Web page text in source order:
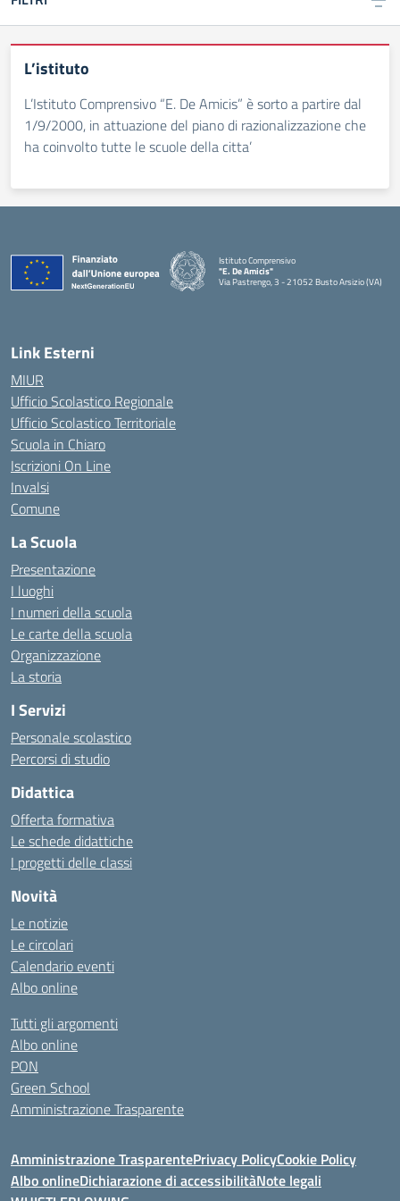
L’istituto
L’Istituto Comprensivo “E. De Amicis” è sorto a partire dal
1/9/2000, in attuazione del piano di razionalizzazione che
ha coinvolto tutte le scuole della citta’
Istituto Comprensivo
"E. De Amicis"
Via Pastrengo, 3 - 21052 Busto Arsizio (VA)
Link Esterni
MIUR
Ufficio Scolastico Regionale
Ufficio Scolastico Territoriale
Scuola in Chiaro
Iscrizioni On Line
Invalsi
Comune
La Scuola
Presentazione
I luoghi
I numeri della scuola
Le carte della scuola
Organizzazione
La storia
I Servizi
Personale scolastico
Percorsi di studio
Didattica
Offerta formativa
Le schede didattiche
I progetti delle classi
Novità
Le notizie
Le circolari
Calendario eventi
Albo online
Tutti gli argomenti
Albo online
PON
Green School
Amministrazione Trasparente
Amministrazione TrasparentePrivacy PolicyCookie Policy
Albo onlineDichiarazione di accessibilitàNote legali